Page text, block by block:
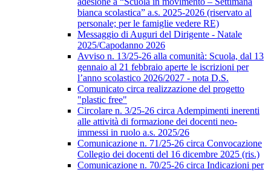
bianca scolastica” a.s. 2025-2026 (riservato al
personale; per le famiglie vedere RE)
Messaggio di Auguri del Dirigente - Natale
2025/Capodanno 2026
Avviso n. 13/25-26 alla comunità: Scuola, dal 13
gennaio al 21 febbraio aperte le iscrizioni per
l’anno scolastico 2026/2027 - nota D.S.
Comunicato circa realizzazione del progetto
"plastic free"
Circolare n. 3/25-26 circa Adempimenti inerenti
alle attività di formazione dei docenti neo-
immessi in ruolo a.s. 2025/26
Comunicazione n. 71/25-26 circa Convocazione
Collegio dei docenti del 16 dicembre 2025 (ris.)
Comunicazione n. 70/25-26 circa Indicazioni per